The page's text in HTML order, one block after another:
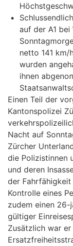
auf der A1 bei
netto 141
wurden
ihnen
Einen Teil der
Kantonspolizei
Nacht auf
Zürcher
die Polizistinnen
und deren
der Fahrfähigkeit
Kontrolle eines
zudem einen
gültiger
Zusätzlich war